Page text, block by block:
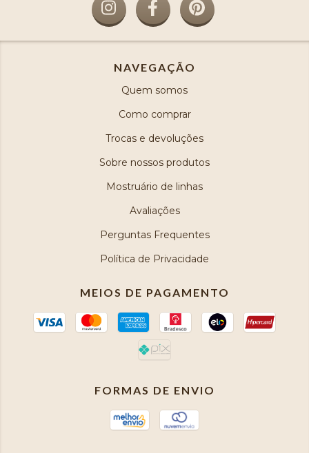
NAVEGAÇÃO
Quem somos
Como comprar
Trocas e devoluções
Sobre nossos produtos
Mostruário de linhas
Avaliações
Perguntas Frequentes
Política de Privacidade
MEIOS DE PAGAMENTO
FORMAS DE ENVIO